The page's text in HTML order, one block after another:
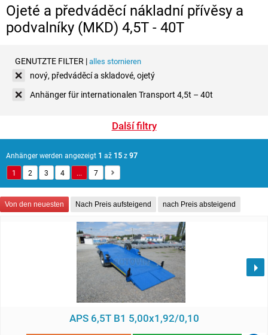
Ojeté a předváděcí nákladní přívěsy a
podvalníky (MKD) 4,5T - 40T
GENUTZTE FILTER |alles stornieren
nový, předváděcí a skladové, ojetý
Anhänger für internationalen Transport 4,5t – 40t
Další filtry
Anhänger werden angezeigt 1 až 15z97
1
2 3 4 ... 7
Von den neuesten Nach Preis aufsteigend nach Preis absteigend
APS 6,5T B1 5,00x1,92/0,10